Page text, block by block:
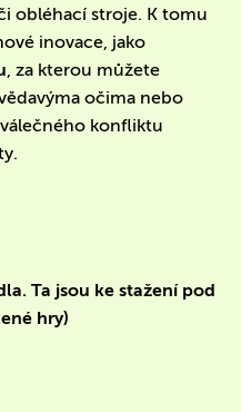
obléhací stroje. K tomu
inovace, jako
, za kterou můžete
očima nebo
konfliktu
Ta jsou ke stažení pod
hry)